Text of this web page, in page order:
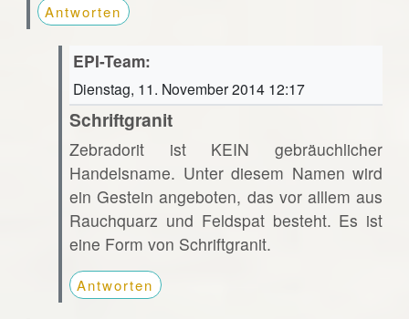
Antworten
EPI-Team:
Dienstag, 11. November 2014 12:17
Schriftgranit
Zebradorit ist KEIN gebräuchlicher
Handelsname. Unter diesem Namen wird
ein Gestein angeboten, das vor alllem aus
Rauchquarz und Feldspat besteht. Es ist
eine Form von Schriftgranit.
Antworten